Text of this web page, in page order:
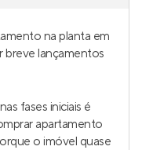
na planta em
breve lançamentos
fases iniciais é
apartamento
o imóvel quase